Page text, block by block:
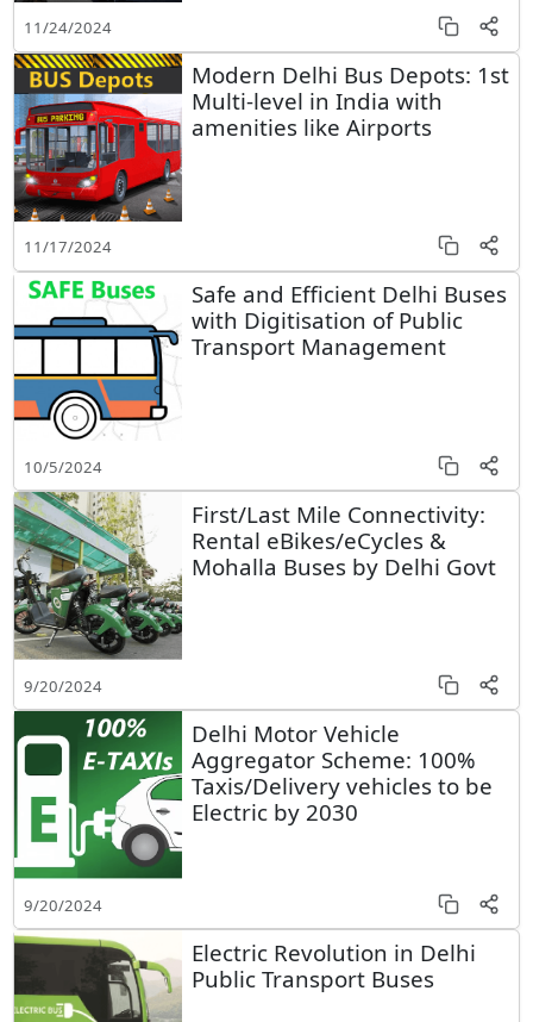
11/24/2024
Modern Delhi Bus Depots: 1st
Multi-level in India with
amenities like Airports
11/17/2024
Safe and Efficient Delhi Buses
with Digitisation of Public
Transport Management
10/5/2024
First/Last Mile Connectivity:
Rental eBikes/eCycles &
Mohalla Buses by Delhi Govt
9/20/2024
Delhi Motor Vehicle
Aggregator Scheme: 100%
Taxis/Delivery vehicles to be
Electric by 2030
9/20/2024
Electric Revolution in Delhi
Public Transport Buses